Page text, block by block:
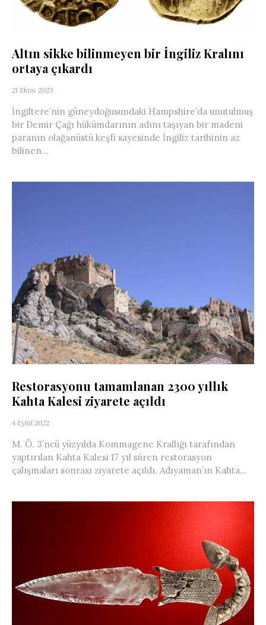
Altın sikke bilinmeyen bir İngiliz Kralını
ortaya çıkardı
21 Ekim 2023
İngiltere’nin güneydoğusundaki Hampshire’da unutulmuş
bir Demir Çağı hükümdarının adını taşıyan bir madeni
paranın olağanüstü keşfi sayesinde İngiliz tarihinin az
bilinen...
Restorasyonu tamamlanan 2300 yıllık
Kahta Kalesi ziyarete açıldı
4 Eylül 2022
M. Ö. 3’ncü yüzyılda Kommagene Krallığı tarafından
yaptırılan Kahta Kalesi 17 yıl süren restorasyon
çalışmaları sonrası ziyarete açıldı. Adıyaman’ın Kahta...